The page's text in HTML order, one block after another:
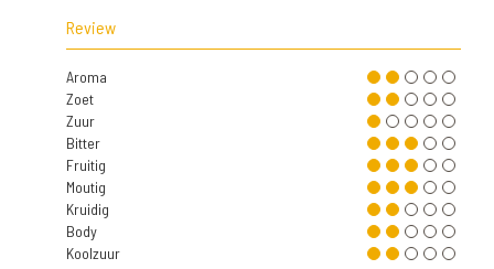
Review
Aroma
Zoet
Zuur
Bitter
Fruitig
Moutig
Kruidig
Body
Koolzuur